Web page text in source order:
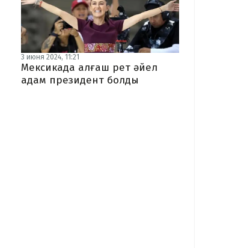
3 июня 2024, 11:21
Мексикада алғаш рет әйел
адам президент болды